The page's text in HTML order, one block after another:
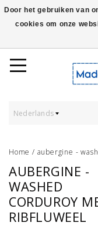
Worldwide Shipping -
Nederlands
Home / aubergine -
AUBERGINE -
WASHED
CORDUROY
RIBFLUWEEL
Door het gebruiken van
cookies om onze